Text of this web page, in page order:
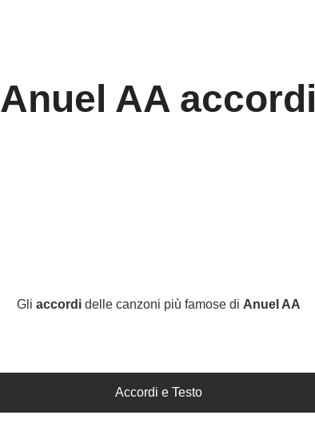
Anuel AA accordi
Gli accordidelle canzoni più famose di Anuel AA
Accordi e Testo